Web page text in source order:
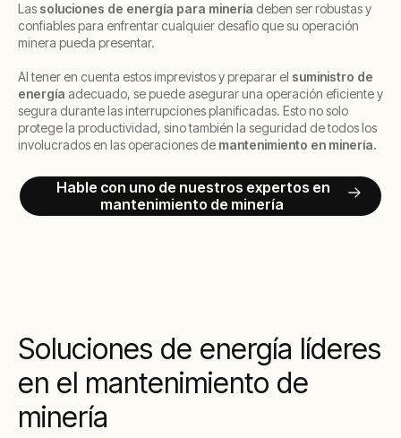
Las soluciones de energía para minería deben ser robustas y
confiables para enfrentar cualquier desafío que su operación
minera pueda presentar.
Al tener en cuenta estos imprevistos y preparar el suministro de
energía adecuado, se puede asegurar una operación eficiente y
segura durante las interrupciones planificadas. Esto no solo
protege la productividad, sino también la seguridad de todos los
involucrados en las operaciones de mantenimiento en minería.
Hable con uno de nuestros expertos en
mantenimiento de minería
Soluciones de energía líderes
en el mantenimiento de
minería